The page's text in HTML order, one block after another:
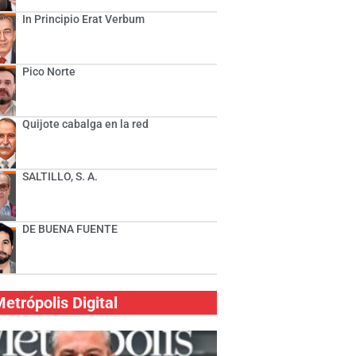
In Principio Erat Verbum
Pico Norte
Quijote cabalga en la red
SALTILLO, S. A.
DE BUENA FUENTE
Digital